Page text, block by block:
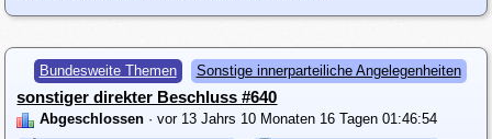
Bundesweite Themen Sonstige innerparteiliche Angelegenheiten
sonstiger direkter Beschluss #640
Abgeschlossen · vor 13 Jahrs 10 Monaten 16 Tagen 01:46:54